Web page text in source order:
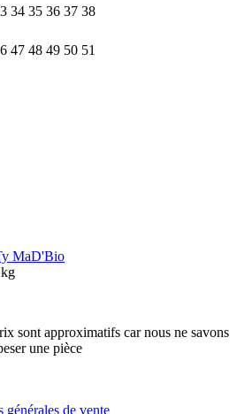
34 35 36 37 38
47 48 49 50 51
MaD'Bio
sont approximatifs car nous ne savons
une pièce
de vente